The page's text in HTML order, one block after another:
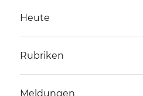
Heute
Rubriken
Meldungen